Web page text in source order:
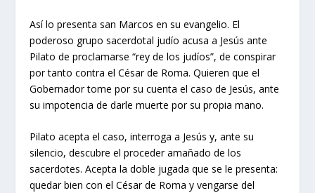
Así lo presenta san Marcos en su evangelio. El
poderoso grupo sacerdotal judío acusa a Jesús ante
Pilato de proclamarse “rey de los judíos”, de conspirar
por tanto contra el César de Roma. Quieren que el
Gobernador tome por su cuenta el caso de Jesús, ante
su impotencia de darle muerte por su propia mano.
Pilato acepta el caso, interroga a Jesús y, ante su
silencio, descubre el proceder amañado de los
sacerdotes. Acepta la doble jugada que se le presenta:
quedar bien con el César de Roma y vengarse del